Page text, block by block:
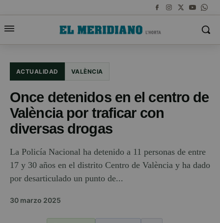
ACTUALIDAD VALÈNCIA
Once detenidos en el centro de
València por traficar con
diversas drogas
La Policía Nacional ha detenido a 11 personas de entre
17 y 30 años en el distrito Centro de València y ha dado
por desarticulado un punto de...
30 marzo 2025